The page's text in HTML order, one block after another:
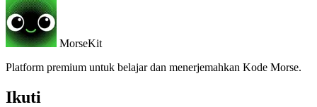
MorseKit
Platform premium untuk belajar dan menerjemahkan Kode Morse.
Ikuti